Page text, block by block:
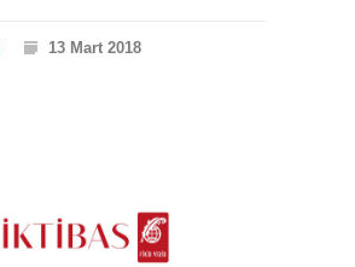
13 Mart 2018